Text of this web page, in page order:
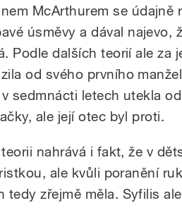
McArthurem se
úsměvy a dával najevo,
Podle dalších teorií ale za
od svého prvního
sedmnácti letech utekla
ale její otec byl proti.
nahrává i fakt, že v
ale kvůli poranění
tedy zřejmě měla. Syfilis